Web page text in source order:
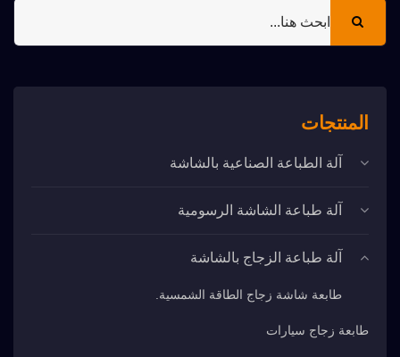
المنتجات
آلة الطباعة الصناعية بالشاشة
آلة طباعة الشاشة الرسومية
آلة طباعة الزجاج بالشاشة
طابعة شاشة زجاج الطاقة الشمسية.
طابعة زجاج سيارات